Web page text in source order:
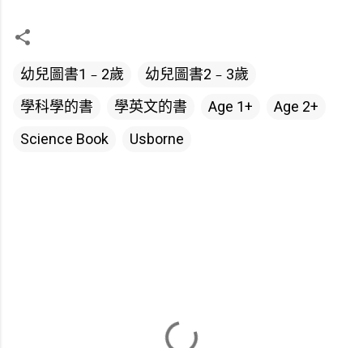
幼兒圖書1﹣2歲
幼兒圖書2﹣3歲
學科學的書
學英文的書 Age 1+
Age 2+
Science Book
Usborne